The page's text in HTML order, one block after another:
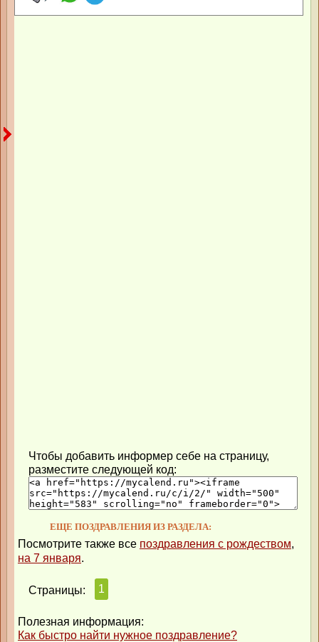
Чтобы добавить информер себе на страницу,
разместите следующей код:
ЕЩЕ ПОЗДРАВЛЕНИЯ ИЗ РАЗДЕЛА:
Посмотрите также все поздравления с рождеством,
на 7 января.
Страницы: 1
Полезная информация:
Как быстро найти нужное поздравление?